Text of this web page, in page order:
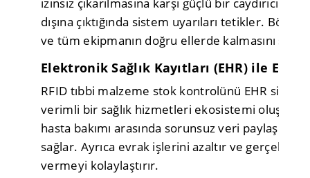
dışına çıktığında sistem uyarıları tetikler.
ve tüm ekipmanın doğru ellerde kalmasını
Elektronik Sağlık Kayıtları (EHR) ile
RFID tıbbi malzeme stok kontrolünü EHR
verimli bir sağlık hizmetleri ekosistemi
hasta bakımı arasında sorunsuz veri
sağlar. Ayrıca evrak işlerini azaltır ve gerçek
vermeyi kolaylaştırır.